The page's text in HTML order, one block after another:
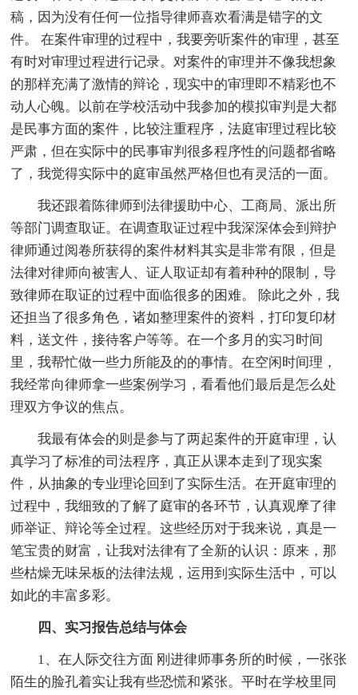
稿，因为没有任何一位指导律师喜欢看满是错字的文
件。 在案件审理的过程中，我要旁听案件的审理，甚至
有时对审理过程进行记录。对案件的审理并不像我想象
的那样充满了激情的辩论，现实中的审理即不精彩也不
动人心魄。以前在学校活动中我参加的模拟审判是大都
是民事方面的案件，比较注重程序，法庭审理过程比较
严肃，但在实际中的民事审判很多程序性的问题都省略
了，我觉得实际中的庭审虽然严格但也有灵活的一面。
我还跟着陈律师到法律援助中心、工商局、派出所
等部门调查取证。在调查取证过程中我深深体会到辩护
律师通过阅卷所获得的案件材料其实是非常有限，但是
法律对律师向被害人、证人取证却有着种种的限制，导
致律师在取证的过程中面临很多的困难。 除此之外，我
还担当了很多角色，诸如整理案件的资料，打印复印材
料，送文件，接待客户等等。在一个多月的实习时间
里，我帮忙做一些力所能及的的事情。在空闲时间理，
我经常向律师拿一些案例学习，看看他们最后是怎么处
理双方争议的焦点。
我最有体会的则是参与了两起案件的开庭审理，认
真学习了标准的司法程序，真正从课本走到了现实案
件，从抽象的专业理论回到了实际生活。在开庭审理的
过程中，我细致的了解了庭审的各环节，认真观摩了律
师举证、辩论等全过程。这些经历对于我来说，真是一
笔宝贵的财富，让我对法律有了全新的认识：原来，那
些枯燥无味呆板的法律法规，运用到实际生活中，可以
如此的丰富多彩。
四、实习报告总结与体会
1、在人际交往方面 刚进律师事务所的时候，一张张
陌生的脸孔着实让我有些恐慌和紧张。平时在学校里同